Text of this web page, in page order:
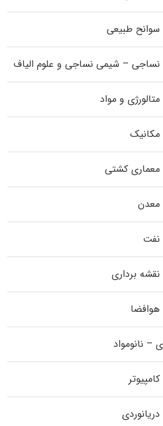
طبیعی
نساجی – شیمی نساجی و علوم الیاف
و مواد
معماری کشتی
معدن
نفت
برداری
– نانومواد